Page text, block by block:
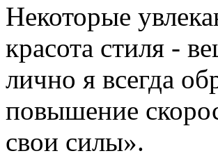
Некоторые
красота стиля -
лично я всегда
повышение
свои силы».